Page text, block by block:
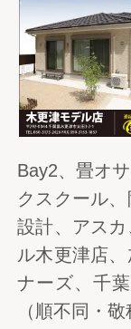
Bay2、畳オ
クスクール
設計、アス
ル木更津店
ナーズ、千
（順不同・